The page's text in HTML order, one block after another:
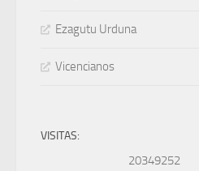
Ezagutu Urduna
Vicencianos
VISITAS:
20349252